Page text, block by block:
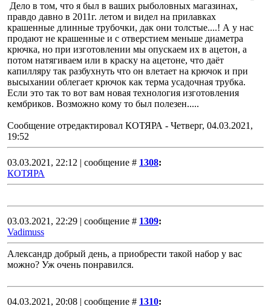
Дело в том, что я был в ваших рыболовных магазинах,
правдо давно в 2011г. летом и видел на прилавках
крашенные длинные трубочки, дак они толстые....! А у нас
продают не крашенные и с отверстием меньше диаметра
крючка, но при изготовлении мы опускаем их в ацетон, а
потом натягиваем или в краску на ацетоне, что даёт
капилляру так разбухнуть что он влетает на крючок и при
высыхании облегает крючок как терма усадочная трубка.
Если это так то вот вам новая технология изготовления
кембриков. Возможно кому то был полезен.....
Сообщение отредактировал КОТЯРА - Четверг, 04.03.2021,
19:52
03.03.2021, 22:12 | сообщение # 1308:
КОТЯРА
03.03.2021, 22:29 | сообщение # 1309:
Vadimuss
Александр добрый день, а приобрести такой набор у вас
можно? Уж очень понравился.
04.03.2021, 20:08 | сообщение # 1310: